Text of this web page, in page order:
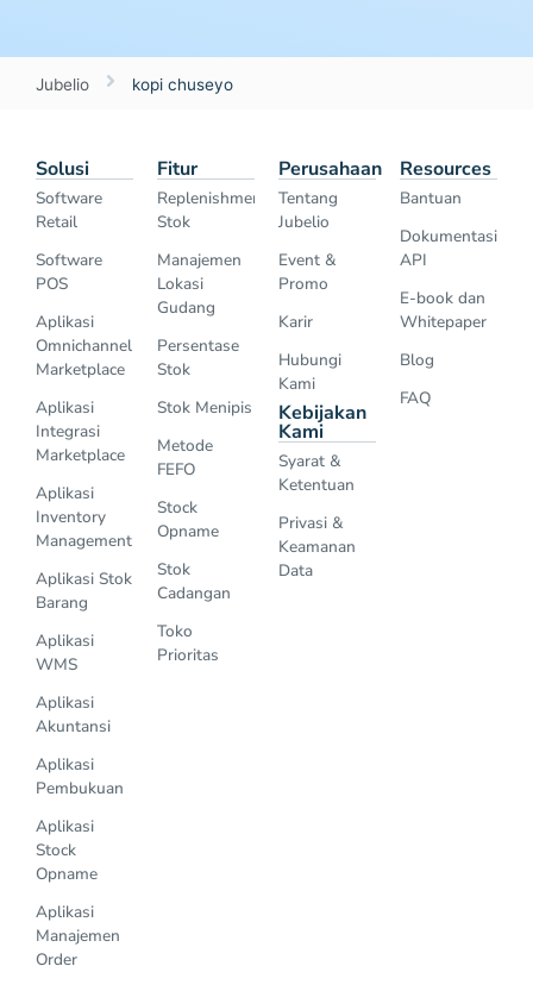
Jubelio kopi chuseyo
Solusi
Software
Retail
Software
POS
Aplikasi
Omnichannel
Marketplace
Aplikasi
Integrasi
Marketplace
Aplikasi
Inventory
Management
Aplikasi Stok
Barang
Aplikasi
WMS
Aplikasi
Akuntansi
Aplikasi
Pembukuan
Aplikasi
Stock
Opname
Aplikasi
Manajemen
Order
Fitur
Replenishment
Stok
Manajemen
Lokasi
Gudang
Persentase
Stok
Stok Menipis
Metode
FEFO
Stock
Opname
Stok
Cadangan
Toko
Prioritas
Perusahaan
Tentang
Jubelio
Event &
Promo
Karir
Hubungi
Kami
Kebijakan
Kami
Syarat &
Ketentuan
Privasi &
Keamanan
Data
Resources
Bantuan
Dokumentasi
API
E-book dan
Whitepaper
Blog
FAQ